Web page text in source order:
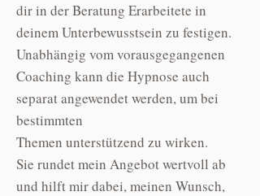
dir in der Beratung Erarbeitete in
deinem Unterbewusstsein zu festigen.
Unabhängig vom vorausgegangenen
Coaching kann die Hypnose auch
separat angewendet werden, um bei
bestimmten
Themen unterstützend zu wirken.
Sie rundet mein Angebot wertvoll ab
und hilft mir dabei, meinen Wunsch,